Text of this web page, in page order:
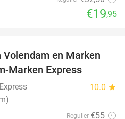
€19,95
55%
en Marken
Marken Express
10.0 star
Regulier €55